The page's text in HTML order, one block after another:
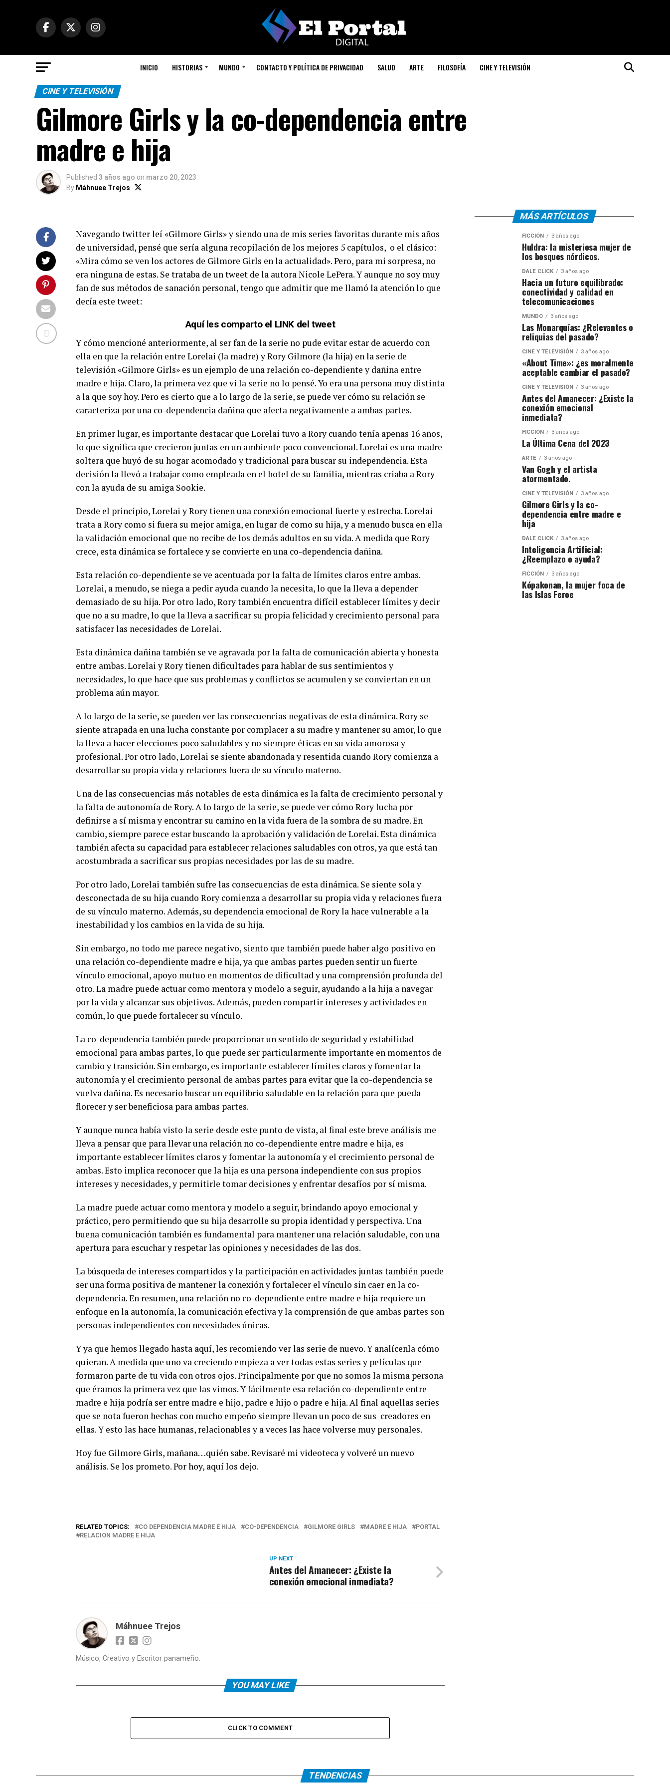
INICIO HISTORIAS MUNDO CONTACTO Y POLÍTICA DE PRIVACIDAD SALUD ARTE FILOSOFÍA CINE Y TELEVISIÓN
CINE Y TELEVISIÓN
Gilmore Girls y la co-dependencia entre
madre e hija
Published 3 años ago on marzo 20, 2023
By Máhnuee Trejos
Navegando twitter leí «Gilmore Girls» y siendo una de mis series favoritas durante mis años
de universidad, pensé que sería alguna recopilación de los mejores 5 capítulos, o el clásico:
«Mira cómo se ven los actores de Gilmore Girls en la actualidad». Pero, para mi sorpresa, no
era ninguna de estas. Se trataba de un tweet de la autora Nicole LePera. Y aunque no soy muy
fan de sus métodos de sanación personal, tengo que admitir que me llamó la atención lo que
decía este tweet:
Aquí les comparto el LINK del tweet
Y cómo mencioné anteriormente, al ser fan de la serie no pude evitar estar de acuerdo con
ella en que la relación entre Lorelai (la madre) y Rory Gilmore (la hija) en la serie de
televisión «Gilmore Girls» es un ejemplo de una relación co-dependiente y dañina entre
madre e hija. Claro, la primera vez que vi la serie no lo pensé. Yo era una persona muy distinta
a la que soy hoy. Pero es cierto que a lo largo de la serie, se puede ver cómo su relación se
caracteriza por una co-dependencia dañina que afecta negativamente a ambas partes.
En primer lugar, es importante destacar que Lorelai tuvo a Rory cuando tenía apenas 16 años,
lo que significa que crecieron juntas en un ambiente poco convencional. Lorelai es una madre
soltera que huyó de su hogar acomodado y tradicional para buscar su independencia. Esta
decisión la llevó a trabajar como empleada en el hotel de su familia, mientras criaba a Rory
con la ayuda de su amiga Sookie.
Desde el principio, Lorelai y Rory tienen una conexión emocional fuerte y estrecha. Lorelai
trata a Rory como si fuera su mejor amiga, en lugar de como su hija, y a menudo busca en ella
la validación emocional que no recibe de los demás adultos en su vida. A medida que Rory
crece, esta dinámica se fortalece y se convierte en una co-dependencia dañina.
Esta relación co-dependiente se ve acentuada por la falta de límites claros entre ambas.
Lorelai, a menudo, se niega a pedir ayuda cuando la necesita, lo que la lleva a depender
demasiado de su hija. Por otro lado, Rory también encuentra difícil establecer límites y decir
que no a su madre, lo que la lleva a sacrificar su propia felicidad y crecimiento personal para
satisfacer las necesidades de Lorelai.
Esta dinámica dañina también se ve agravada por la falta de comunicación abierta y honesta
entre ambas. Lorelai y Rory tienen dificultades para hablar de sus sentimientos y
necesidades, lo que hace que sus problemas y conflictos se acumulen y se conviertan en un
problema aún mayor.
A lo largo de la serie, se pueden ver las consecuencias negativas de esta dinámica. Rory se
siente atrapada en una lucha constante por complacer a su madre y mantener su amor, lo que
la lleva a hacer elecciones poco saludables y no siempre éticas en su vida amorosa y
profesional. Por otro lado, Lorelai se siente abandonada y resentida cuando Rory comienza a
desarrollar su propia vida y relaciones fuera de su vínculo materno.
Una de las consecuencias más notables de esta dinámica es la falta de crecimiento personal y
la falta de autonomía de Rory. A lo largo de la serie, se puede ver cómo Rory lucha por
definirse a sí misma y encontrar su camino en la vida fuera de la sombra de su madre. En
cambio, siempre parece estar buscando la aprobación y validación de Lorelai. Esta dinámica
también afecta su capacidad para establecer relaciones saludables con otros, ya que está tan
acostumbrada a sacrificar sus propias necesidades por las de su madre.
Por otro lado, Lorelai también sufre las consecuencias de esta dinámica. Se siente sola y
desconectada de su hija cuando Rory comienza a desarrollar su propia vida y relaciones fuera
de su vínculo materno. Además, su dependencia emocional de Rory la hace vulnerable a la
inestabilidad y los cambios en la vida de su hija.
Sin embargo, no todo me parece negativo, siento que también puede haber algo positivo en
una relación co-dependiente madre e hija, ya que ambas partes pueden sentir un fuerte
vínculo emocional, apoyo mutuo en momentos de dificultad y una comprensión profunda del
otro. La madre puede actuar como mentora y modelo a seguir, ayudando a la hija a navegar
por la vida y alcanzar sus objetivos. Además, pueden compartir intereses y actividades en
común, lo que puede fortalecer su vínculo.
La co-dependencia también puede proporcionar un sentido de seguridad y estabilidad
emocional para ambas partes, lo que puede ser particularmente importante en momentos de
cambio y transición. Sin embargo, es importante establecer límites claros y fomentar la
autonomía y el crecimiento personal de ambas partes para evitar que la co-dependencia se
vuelva dañina. Es necesario buscar un equilibrio saludable en la relación para que pueda
florecer y ser beneficiosa para ambas partes.
Y aunque nunca había visto la serie desde este punto de vista, al final este breve análisis me
lleva a pensar que para llevar una relación no co-dependiente entre madre e hija, es
importante establecer límites claros y fomentar la autonomía y el crecimiento personal de
ambas. Esto implica reconocer que la hija es una persona independiente con sus propios
intereses y necesidades, y permitirle tomar decisiones y enfrentar desafíos por sí misma.
La madre puede actuar como mentora y modelo a seguir, brindando apoyo emocional y
práctico, pero permitiendo que su hija desarrolle su propia identidad y perspectiva. Una
buena comunicación también es fundamental para mantener una relación saludable, con una
apertura para escuchar y respetar las opiniones y necesidades de las dos.
La búsqueda de intereses compartidos y la participación en actividades juntas también puede
ser una forma positiva de mantener la conexión y fortalecer el vínculo sin caer en la co-
dependencia. En resumen, una relación no co-dependiente entre madre e hija requiere un
enfoque en la autonomía, la comunicación efectiva y la comprensión de que ambas partes son
personas independientes con necesidades únicas.
Y ya que hemos llegado hasta aquí, les recomiendo ver las serie de nuevo. Y analícenla cómo
quieran. A medida que uno va creciendo empieza a ver todas estas series y películas que
formaron parte de tu vida con otros ojos. Principalmente por que no somos la misma persona
que éramos la primera vez que las vimos. Y fácilmente esa relación co-dependiente entre
madre e hija podría ser entre madre e hijo, padre e hijo o padre e hija. Al final aquellas series
que se nota fueron hechas con mucho empeño siempre llevan un poco de sus creadores en
ellas. Y esto las hace humanas, relacionables y a veces las hace volverse muy personales.
Hoy fue Gilmore Girls, mañana…quién sabe. Revisaré mi videoteca y volveré un nuevo
análisis. Se los prometo. Por hoy, aquí los dejo.
RELATED TOPICS: CO DEPENDENCIA MADRE E HIJA CO-DEPENDENCIA GILMORE GIRLS MADRE E HIJA
PORTAL
RELACION MADRE E HIJA
UP NEXT
Antes del Amanecer: ¿Existe la
conexión emocional inmediata?
Máhnuee Trejos
Músico, Creativo y Escritor panameño.
YOU MAY LIKE
CLICK TO COMMENT
MÁS ARTÍCULOS
FICCIÓN 3 años ago
Huldra: la misteriosa mujer de
los bosques nórdicos.
DALE CLICK 3 años ago
Hacia un futuro equilibrado:
conectividad y calidad en
telecomunicaciones
MUNDO 3 años ago
Las Monarquías: ¿Relevantes o
reliquias del pasado?
CINE Y TELEVISIÓN 3 años ago
«About Time»: ¿es moralmente
aceptable cambiar el pasado?
CINE Y TELEVISIÓN 3 años ago
Antes del Amanecer: ¿Existe la
conexión emocional
inmediata?
FICCIÓN 3 años ago
La Última Cena del 2023
ARTE 3 años ago
Van Gogh y el artista
atormentado.
CINE Y TELEVISIÓN 3 años ago
Gilmore Girls y la co-
dependencia entre madre e
hija
DALE CLICK 3 años ago
Inteligencia Artificial:
¿Reemplazo o ayuda?
FICCIÓN 3 años ago
Kópakonan, la mujer foca de
las Islas Feroe
TENDENCIAS